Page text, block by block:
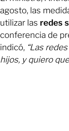
agosto, las
utilizar las redes
conferencia de
indicó, “Las
hijos, y quiero